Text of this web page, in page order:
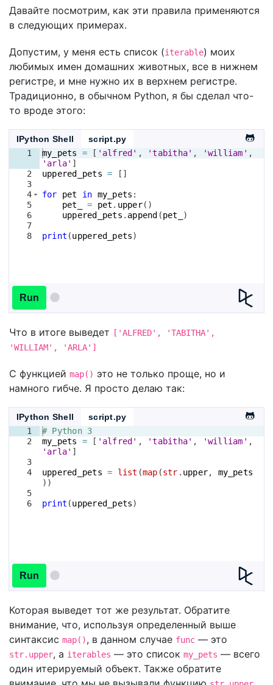
Давайте посмотрим, как эти правила применяются
в следующих примерах.
Допустим, у меня есть список (iterable) моих
любимых имен домашних животных, все в нижнем
регистре, и мне нужно их в верхнем регистре.
Традиционно, в обычном Python, я бы сделал что-
то вроде этого:
IPython Shell
script.py
1
2
3
4
5
6
7
8
my_pets = [ 'alfred' , 'tabitha' , 'william' ,
'arla' ]
uppered_pets = [ ]
for pet in my_pets :
pet_
= pet . upper( )
uppered_pets . append (pet_ )
print (uppered_pets)
Run
Что в итоге выведет
['ALFRED', 'TABITHA',
'WILLIAM', 'ARLA']
С функцией map() это не только проще, но и
намного гибче. Я просто делаю так:
IPython Shell
script.py
1
2
3
4
5
6
# Python 3
my_pets
= [ 'alfred' , 'tabitha' , 'william' ,
'arla' ]
uppered_pets = list (map (str . upper, my_pets
))
print (uppered_pets)
Run
Которая выведет тот же результат. Обратите
внимание, что, используя определенный выше
синтаксис map(), в данном случае func — это
str.upper, а iterables — это список my_pets — всего
один итерируемый объект. Также обратите